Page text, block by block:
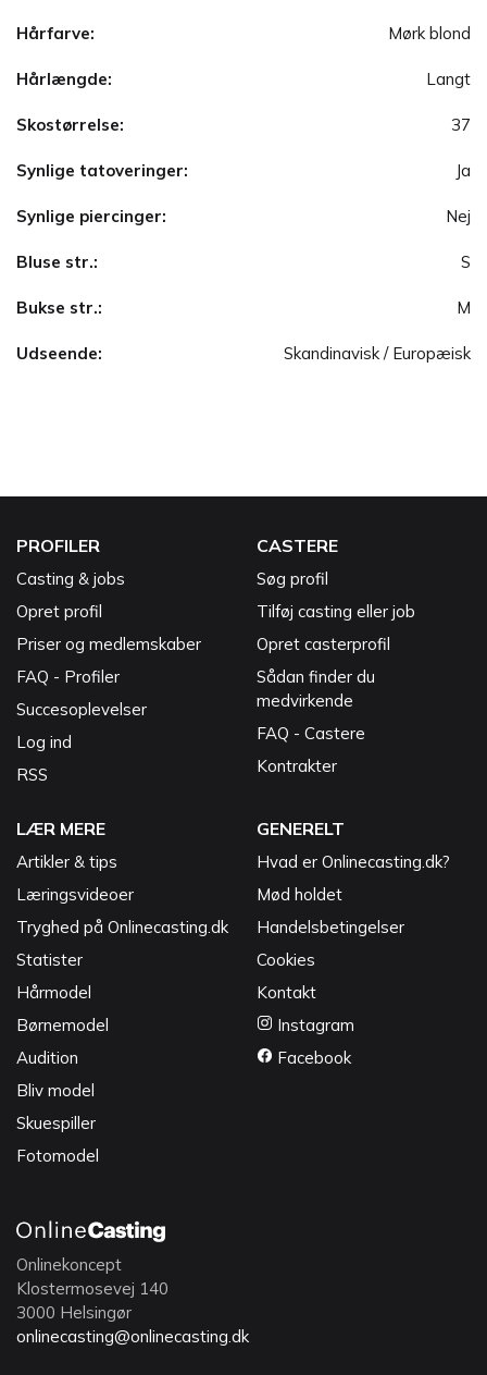
Hårfarve: Mørk blond
Hårlængde: Langt
Skostørrelse: 37
Synlige tatoveringer: Ja
Synlige piercinger: Nej
Bluse str.: S
Bukse str.: M
Udseende: Skandinavisk / Europæisk
PROFILER
Casting & jobs
Opret profil
Priser og medlemskaber
FAQ - Profiler
Succesoplevelser
Log ind
RSS
CASTERE
Søg profil
Tilføj casting eller job
Opret casterprofil
Sådan finder du
medvirkende
FAQ - Castere
Kontrakter
LÆR MERE
Artikler & tips
Læringsvideoer
Tryghed på Onlinecasting.dk
Statister
Hårmodel
Børnemodel
Audition
Bliv model
Skuespiller
Fotomodel
GENERELT
Hvad er Onlinecasting.dk?
Mød holdet
Handelsbetingelser
Cookies
Kontakt
Instagram
Facebook
Onlinekoncept
Klostermosevej 140
3000 Helsingør
onlinecasting@onlinecasting.dk